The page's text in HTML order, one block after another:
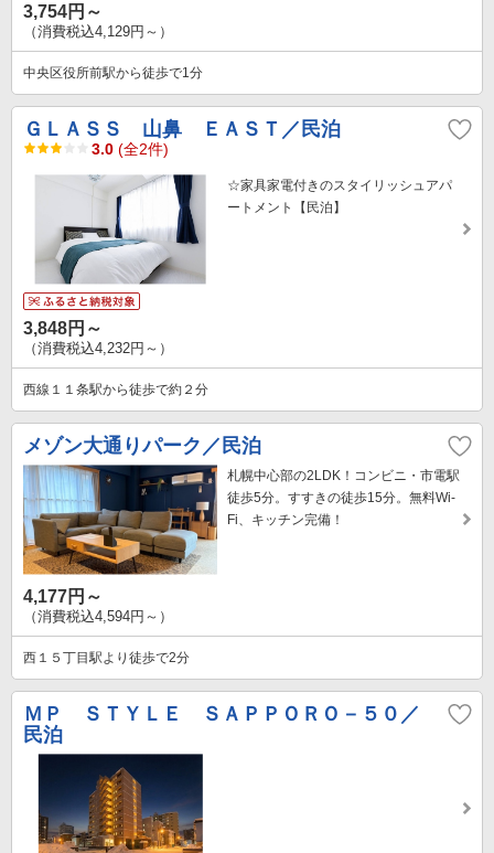
3,754円～
（消費税込4,129円～）
中央区役所前駅から徒歩で1分
ＧＬＡＳＳ 山鼻 ＥＡＳＴ／民泊
3.0 (全2件)
☆家具家電付きのスタイリッシュアパ
ートメント【民泊】
3,848円～
（消費税込4,232円～）
西線１１条駅から徒歩で約２分
メゾン大通りパーク／民泊
札幌中心部の2LDK！コンビニ・市電駅
徒歩5分。すすきの徒歩15分。無料Wi-
Fi、キッチン完備！
4,177円～
（消費税込4,594円～）
西１５丁目駅より徒歩で2分
ＭＰ ＳＴＹＬＥ ＳＡＰＰＯＲＯ－５０／
民泊